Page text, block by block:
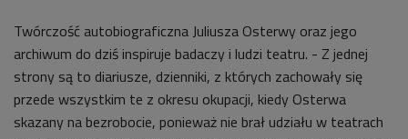
Twórczość autobiograficzna Juliusza Osterwy oraz jego
archiwum do dziś inspiruje badaczy i ludzi teatru. - Z jednej
strony są to diariusze, dzienniki, z których zachowały się
przede wszystkim te z okresu okupacji, kiedy Osterwa
skazany na bezrobocie, ponieważ nie brał udziału w teatrach